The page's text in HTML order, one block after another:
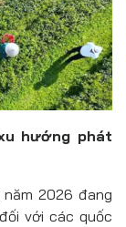
hướng phát
2026 đang
với các quốc